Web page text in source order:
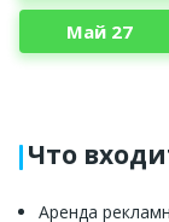
Май 27
Что
Аренда